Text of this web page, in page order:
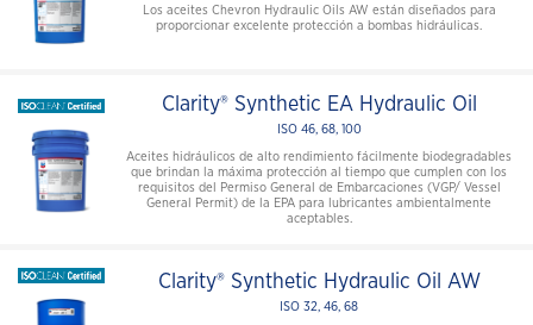
Los aceites Chevron Hydraulic Oils AW están diseñados para
proporcionar excelente protección a bombas hidráulicas.
Clarity® Synthetic EA Hydraulic Oil
ISO 46, 68, 100
Aceites hidráulicos de alto rendimiento fácilmente biodegradables
que brindan la máxima protección al tiempo que cumplen con los
requisitos del Permiso General de Embarcaciones (VGP/ Vessel
General Permit) de la EPA para lubricantes ambientalmente
aceptables.
Clarity® Synthetic Hydraulic Oil AW
ISO 32, 46, 68